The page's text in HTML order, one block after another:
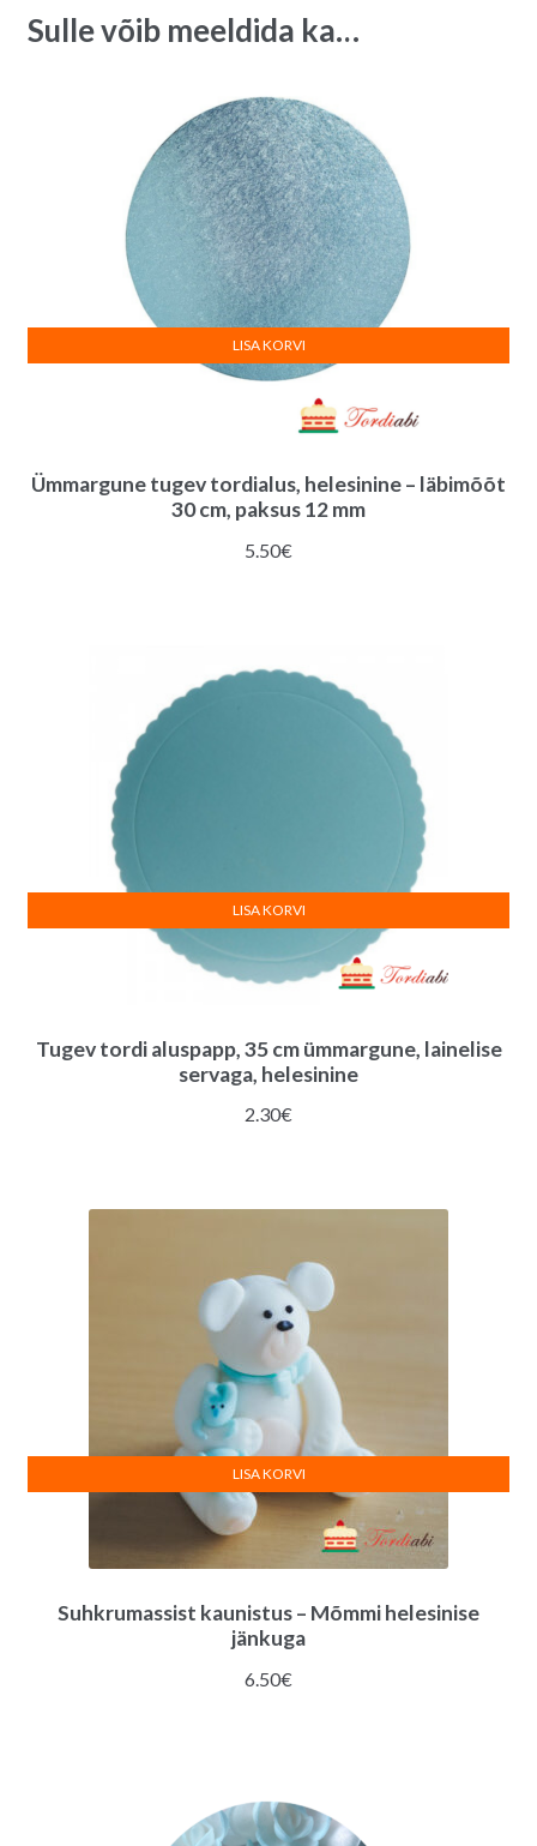
e
:
Sulle võib meeldida ka…
Ümmargune tugev tordialus, helesinine – läbimõõt
30 cm, paksus 12 mm
5.50€
LISA KORVI
Tugev tordi aluspapp, 35 cm ümmargune, lainelise
servaga, helesinine
2.30€
LISA KORVI
Suhkrumassist kaunistus – Mõmmi helesinise
jänkuga
6.50€
LISA KORVI